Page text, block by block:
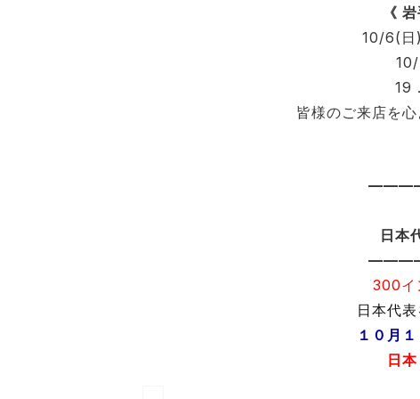
《
10/6(日
10/
19
皆様のご来店を
日本
300イ
日本代
１０月
日本